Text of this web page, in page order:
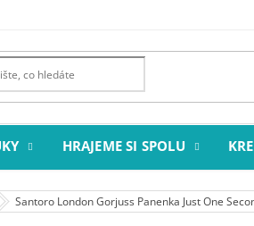
HRAJEME SI SPOLU
Santoro London Gorjuss Panenka Just One